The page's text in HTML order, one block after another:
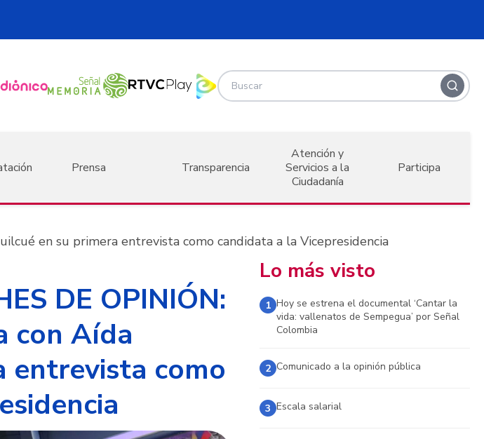
Prensa Transparencia
Atención y
Servicios a la
Ciudadanía
Participa
en su primera entrevista como candidata a la Vicepresidencia
DE OPINIÓN:
con Aída
entrevista como
Lo más visto
1 Hoy se estrena el documental ‘Cantar la
vida: vallenatos de Sempegua’ por Señal
Colombia
2 Comunicado a la opinión pública
3 Escala salarial